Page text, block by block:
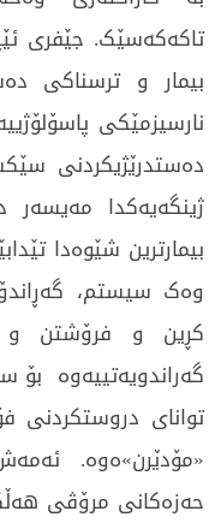
تاکەکەسێک. جێفری
بیمار و ترسناکی
نارسیزمێکی
دەستدرێژیکردنی
ژینگەیەکدا
بیمارترین شێوەدا
وەک سیستم،
کڕین و فرۆشتن و
گەراندویەتییەوە بۆ
توانای دروستکردنی
«مۆدێرن»ەوە.
حەزەکانی مرۆڤی